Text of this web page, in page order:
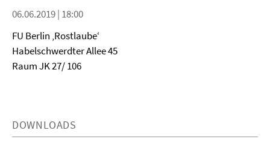
06.06.2019 | 18:00
FU Berlin ‚Rostlaube‘
Habelschwerdter Allee 45
Raum JK 27/ 106
DOWNLOADS